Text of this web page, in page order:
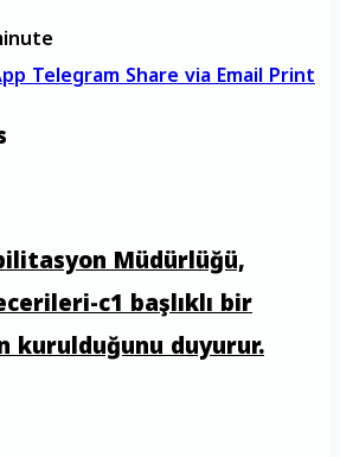
TelegramShare via EmailPrint
Müdürlüğü,
c1 başlıklı bir
kurulduğunu duyurur.